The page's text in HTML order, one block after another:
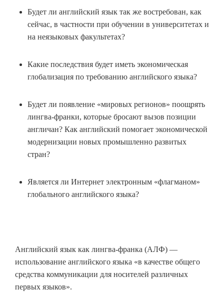
Будет ли английский язык так же востребован, как
сейчас, в частности при обучении в университетах и
на неязыковых факультетах?
Какие последствия будет иметь экономическая
глобализация по требованию английского языка?
Будет ли появление «мировых регионов» поощрять
лингва-франки, которые бросают вызов позиции
англичан? Как английский помогает экономической
модернизации новых промышленно развитых
стран?
Является ли Интернет электронным «флагманом»
глобального английского языка?
Английский язык как лингва-франка (АЛФ) —
использование английского языка «в качестве общего
средства коммуникации для носителей различных
первых языков».